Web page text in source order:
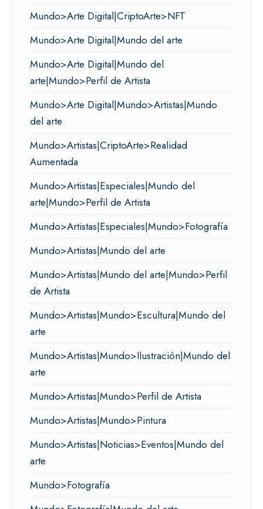
Mundo>Arte Digital|CriptoArte>NFT
Mundo>Arte Digital|Mundo del arte
Mundo>Arte Digital|Mundo del
arte|Mundo>Perfil de Artista
Mundo>Arte Digital|Mundo>Artistas|Mundo
del arte
Mundo>Artistas|CriptoArte>Realidad
Aumentada
Mundo>Artistas|Especiales|Mundo del
arte|Mundo>Perfil de Artista
Mundo>Artistas|Especiales|Mundo>Fotografía
Mundo>Artistas|Mundo del arte
Mundo>Artistas|Mundo del arte|Mundo>Perfil
de Artista
Mundo>Artistas|Mundo>Escultura|Mundo del
arte
Mundo>Artistas|Mundo>Ilustración|Mundo del
arte
Mundo>Artistas|Mundo>Perfil de Artista
Mundo>Artistas|Mundo>Pintura
Mundo>Artistas|Noticias>Eventos|Mundo del
arte
Mundo>Fotografía